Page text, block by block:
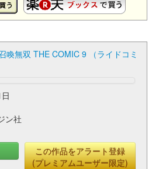
喚無双 THE COMIC 9 （ライドコミ
ン社
この作品をアラート登録
(プレミアムユーザー限定)